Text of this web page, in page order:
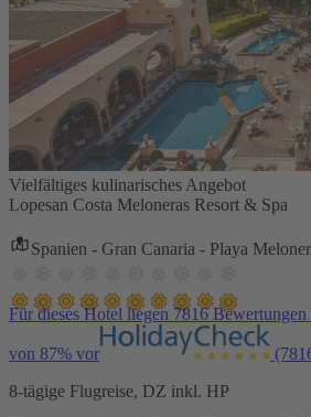
Vielfältiges kulinarisches Angebot
Lopesan Costa Meloneras Resort & Spa
Spanien - Gran Canaria - Playa
Für dieses Hotel liegen 7816
von 87% vor
8-tägige Flugreise, DZ inkl. HP